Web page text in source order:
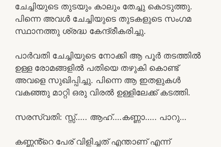
ചേച്ചിയുടെ തുടയും കാലും തേച്ചു കൊടുത്തു.
പിന്നെ അവൾ ചേച്ചിയുടെ തുടകളുടെ സംഗമ
സ്ഥാനത്തു ശ്രദ്ധ കേന്ദ്രീകരിച്ചു.
പാർവതി ചേച്ചിയുടെ നോക്കി ആ പൂർ തടത്തിൽ
ഉള്ള രോമങ്ങളിൽ പതിയെ തഴുകി കൊണ്ട്
അവളെ സുഖിപ്പിച്ചു. പിന്നെ ആ ഇതളുകൾ
വകഞ്ഞു മാറ്റി ഒരു വിരൽ ഉള്ളിലേക്ക് കടത്തി.
സരസ്വതി: സ്സ്‌….. ആഹ്….കണ്ണാ….. പാറു…
കണ്ണൻ്റെ പേര് വിളിച്ചത് എന്താണ് എന്ന്